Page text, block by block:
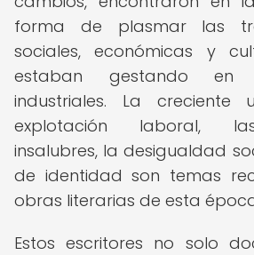
forma de plasmar las
sociales, económicas y
estaban gestando en
industriales. La creciente
explotación laboral,
insalubres, la desigualdad
de identidad son temas
obras literarias de esta
Estos escritores no solo